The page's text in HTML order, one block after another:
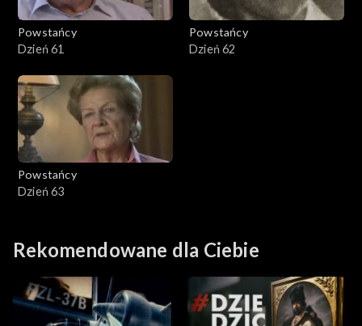
Powstańcy
Dzień 61
Powstańcy
Dzień 62
Powstańcy
Dzień 63
Rekomendowane dla Ciebie